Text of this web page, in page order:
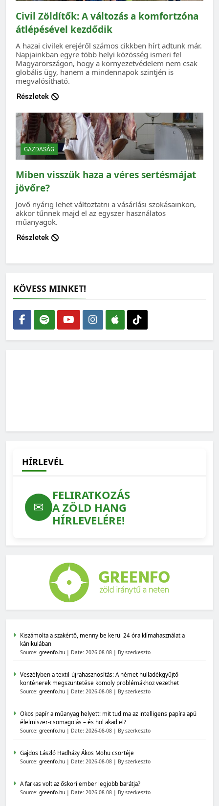
Civil Zöldítők: A változás a komfortzóna
átlépésével kezdődik
A hazai civilek erejéről számos cikkben hírt adtunk már.
Napjainkban egyre több helyi közösség ismeri fel
Magyarországon, hogy a környezetvédelem nem csak
globális ügy, hanem a mindennapok szintjén is
megvalósítható.
Részletek
GAZDASÁG
Miben visszük haza a véres sertésmájat
jövőre?
Jövő nyárig lehet változtatni a vásárlási szokásainkon,
akkor tűnnek majd el az egyszer használatos
műanyagok.
Részletek
KÖVESS MINKET!
HÍRLEVÉL
✉
FELIRATKOZÁS
A ZÖLD HANG
HÍRLEVELÉRE!
Kiszámolta a szakértő, mennyibe kerül 24 óra klímahasználat a
kánikulában
Source: greenfo.hu Date: 2026-08-08 By szerkeszto
Veszélyben a textil-újrahasznosítás: A német hulladékgyűjtő
konténerek megszüntetése komoly problémákhoz vezethet
Source: greenfo.hu Date: 2026-08-08 By szerkeszto
Okos papír a műanyag helyett: mit tud ma az intelligens papíralapú
élelmiszer-csomagolás – és hol akad el?
Source: greenfo.hu Date: 2026-08-08 By szerkeszto
Gajdos László Hadházy Ákos Mohu csörtéje
Source: greenfo.hu Date: 2026-08-08 By szerkeszto
A farkas volt az őskori ember legjobb barátja?
Source: greenfo.hu Date: 2026-08-08 By szerkeszto